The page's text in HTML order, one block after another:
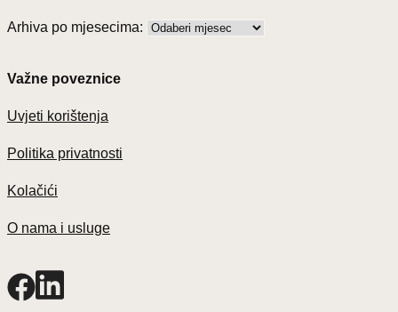
Arhiva po mjesecima:
Važne poveznice
Uvjeti korištenja
Politika privatnosti
Kolačići
O nama i usluge